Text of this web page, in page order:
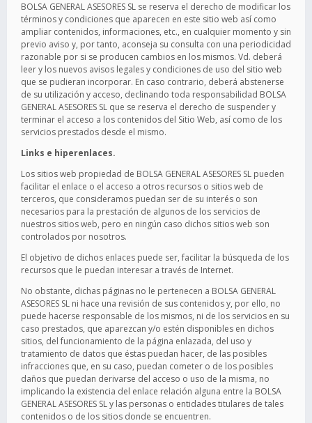
BOLSA GENERAL ASESORES SL se reserva el derecho de modificar los
términos y condiciones que aparecen en este sitio web así como
ampliar contenidos, informaciones, etc., en cualquier momento y sin
previo aviso y, por tanto, aconseja su consulta con una periodicidad
razonable por si se producen cambios en los mismos. Vd. deberá
leer y los nuevos avisos legales y condiciones de uso del sitio web
que se pudieran incorporar. En caso contrario, deberá abstenerse
de su utilización y acceso, declinando toda responsabilidad BOLSA
GENERAL ASESORES SL que se reserva el derecho de suspender y
terminar el acceso a los contenidos del Sitio Web, así como de los
servicios prestados desde el mismo.
Links e hiperenlaces.
Los sitios web propiedad de BOLSA GENERAL ASESORES SL pueden
facilitar el enlace o el acceso a otros recursos o sitios web de
terceros, que consideramos puedan ser de su interés o son
necesarios para la prestación de algunos de los servicios de
nuestros sitios web, pero en ningún caso dichos sitios web son
controlados por nosotros.
El objetivo de dichos enlaces puede ser, facilitar la búsqueda de los
recursos que le puedan interesar a través de Internet.
No obstante, dichas páginas no le pertenecen a BOLSA GENERAL
ASESORES SL ni hace una revisión de sus contenidos y, por ello, no
puede hacerse responsable de los mismos, ni de los servicios en su
caso prestados, que aparezcan y/o estén disponibles en dichos
sitios, del funcionamiento de la página enlazada, del uso y
tratamiento de datos que éstas puedan hacer, de las posibles
infracciones que, en su caso, puedan cometer o de los posibles
daños que puedan derivarse del acceso o uso de la misma, no
implicando la existencia del enlace relación alguna entre la BOLSA
GENERAL ASESORES SL y las personas o entidades titulares de tales
contenidos o de los sitios donde se encuentren.